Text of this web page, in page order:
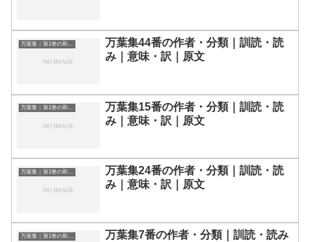
万葉集｜第1巻の和歌一覧
万葉集44番の作者・分類｜訓読・読
み｜意味・訳｜原文
万葉集｜第1巻の和歌一覧
万葉集15番の作者・分類｜訓読・読
み｜意味・訳｜原文
万葉集｜第1巻の和歌一覧
万葉集24番の作者・分類｜訓読・読
み｜意味・訳｜原文
万葉集｜第1巻の和歌一覧
万葉集7番の作者・分類｜訓読・読み